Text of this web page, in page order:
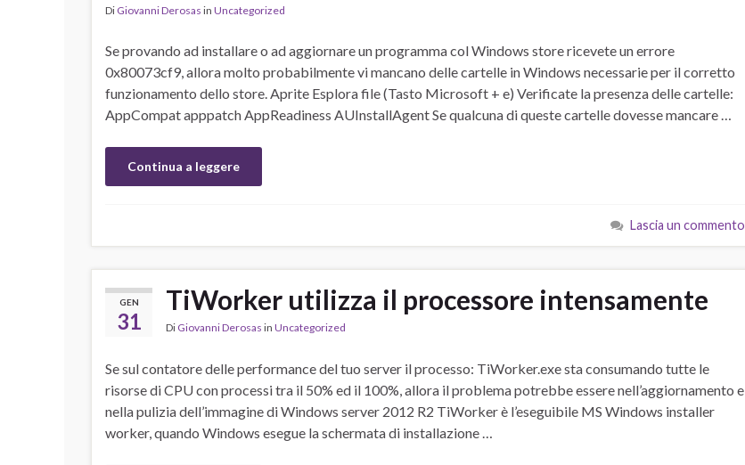
Di Giovanni Derosas in Uncategorized
Se provando ad installare o ad aggiornare un programma col Windows store ricevete un errore
0x80073cf9, allora molto probabilmente vi mancano delle cartelle in Windows necessarie per il corretto
funzionamento dello store. Aprite Esplora file (Tasto Microsoft + e) Verificate la presenza delle cartelle:
AppCompat apppatch AppReadiness AUInstallAgent Se qualcuna di queste cartelle dovesse mancare …
Continua a leggere
Lascia un commento
GEN
31
TiWorker utilizza il processore intensamente
Di Giovanni Derosas in Uncategorized
Se sul contatore delle performance del tuo server il processo: TiWorker.exe sta consumando tutte le
risorse di CPU con processi tra il 50% ed il 100%, allora il problema potrebbe essere nell’aggiornamento e
nella pulizia dell’immagine di Windows server 2012 R2 TiWorker è l’eseguibile MS Windows installer
worker, quando Windows esegue la schermata di installazione …